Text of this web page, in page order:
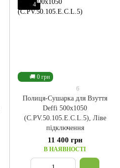
🚚 0 грн
4
6
Полиця-Сушарка для Взуття
Deffi 500x1050
(C.PV.50.105.E.C.L.5), Ліве
підключення
11 400 грн
В НАЯВНОСТІ